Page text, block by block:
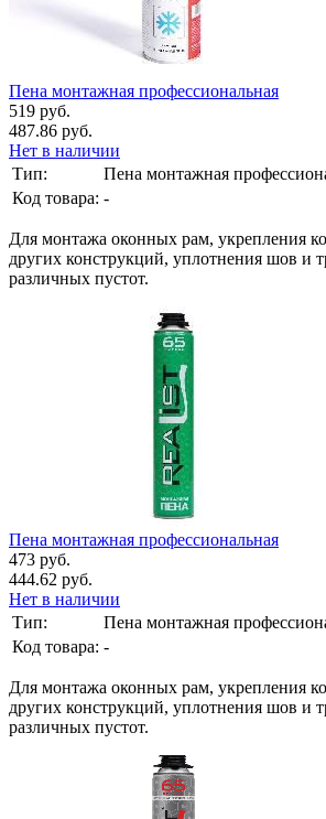
Пена монтажная профессиональная
519 руб.
487.86 руб.
Нет в наличии
Тип:
Пена монтажная
Код товара: -
Для монтажа оконных рам, укрепления
других конструкций, уплотнения шов и
различных пустот.
Пена монтажная профессиональная
473 руб.
444.62 руб.
Нет в наличии
Тип:
Пена монтажная
Код товара: -
Для монтажа оконных рам, укрепления
других конструкций, уплотнения шов и
различных пустот.